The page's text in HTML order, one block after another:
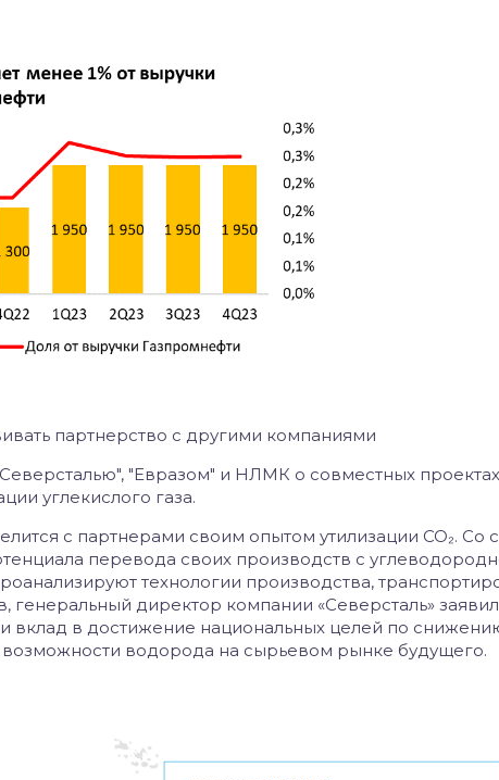
партнерство с другими компаниями
"Евразом" и НЛМК о совместных
углекислого газа.
с партнерами своим опытом утилизации CO₂. Со
перевода своих производств с
технологии производства,
директор компании «Северсталь»
вклад в достижение национальных целей по
возможности водорода на сырьевом рынке будущего.